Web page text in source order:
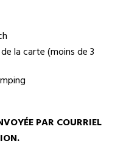
la carte (moins de 3
PAR COURRIEL